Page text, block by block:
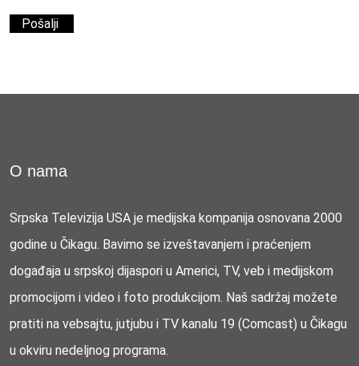
O nama
Srpska Televizija USA je medijska kompanija osnovana 2000
godine u Čikagu. Bavimo se izveštavanjem i praćenjem
događaja u srpskoj dijaspori u Americi, TV, veb i medijskom
promocijom i video i foto produkcijom. Naš sadržaj možete
pratiti na vebsajtu, jutjubu i TV kanalu 19 (Comcast) u Čikagu
u okviru nedeljnog programa.